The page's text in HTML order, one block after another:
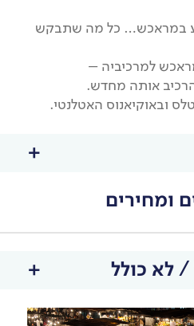
במראכש… כל מה שתבקש
למרכיביה –
אותה מחדש.
ובאוקיאנוס האטלנטי.
ומחירים
/ לא כולל